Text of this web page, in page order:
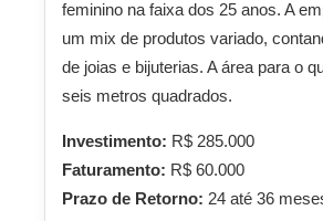
feminino na faixa dos 25 anos. A
um mix de produtos variado,
de joias e bijuterias. A área para o
seis metros quadrados.
Investimento: R$ 285.000
Faturamento: R$ 60.000
Prazo de Retorno: 24 até 36